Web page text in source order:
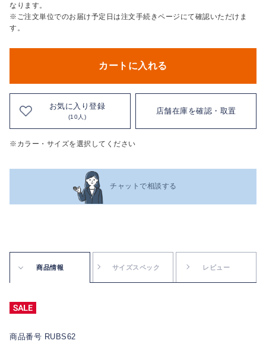
なります。
※ご注文単位でのお届け予定日は注文手続きページにて確認いただけま
す。
カートに入れる
お気に入り登録
(10人)
店舗在庫を確認・取置
※カラー・サイズを選択してください
チャットで相談する
商品情報 サイズスペック レビュー
商品番号 RUBS62